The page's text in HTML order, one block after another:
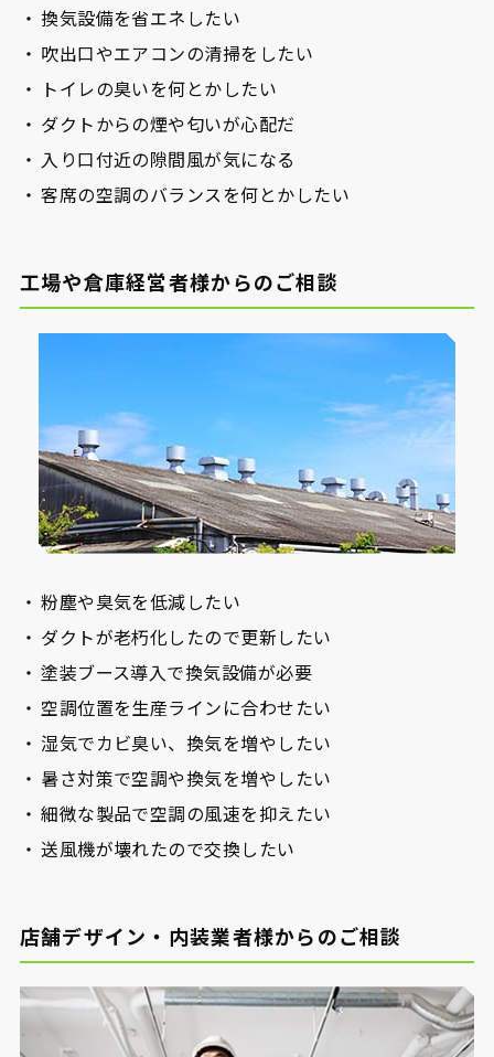
換気設備を省エネしたい
吹出口やエアコンの清掃をしたい
トイレの臭いを何とかしたい
ダクトからの煙や匂いが心配だ
入り口付近の隙間風が気になる
客席の空調のバランスを何とかしたい
工場や倉庫経営者様からのご相談
粉塵や臭気を低減したい
ダクトが老朽化したので更新したい
塗装ブース導入で換気設備が必要
空調位置を生産ラインに合わせたい
湿気でカビ臭い、換気を増やしたい
暑さ対策で空調や換気を増やしたい
細微な製品で空調の風速を抑えたい
送風機が壊れたので交換したい
店舗デザイン・内装業者様からのご相談